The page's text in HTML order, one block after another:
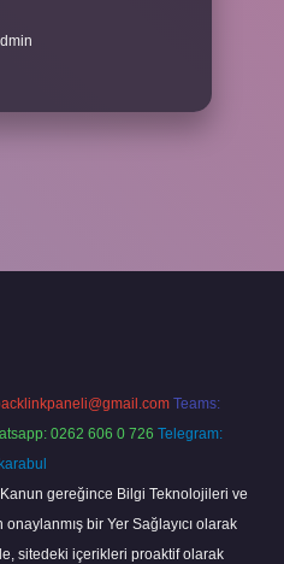
Teams:
0262 606 0 726 Telegram:
Kanun gereğince Bilgi Teknolojileri ve
onaylanmış bir Yer Sağlayıcı olarak
sitedeki içerikleri proaktif olarak